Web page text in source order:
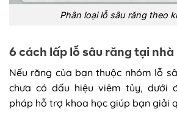
Phân loại lỗ sâu răng theo
6 cách lấp lỗ sâu răng tại nhà
Nếu răng của bạn thuộc nhóm lỗ
chưa có dấu hiệu viêm tủy, dưới
pháp hỗ trợ khoa học giúp bạn giải